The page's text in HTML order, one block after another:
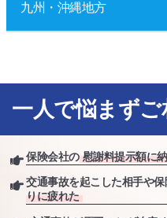
九州・沖縄地方
一人で悩まずご
保険会社の 慰謝料提示額に
交通事故を起こした相手や
りに疲れた